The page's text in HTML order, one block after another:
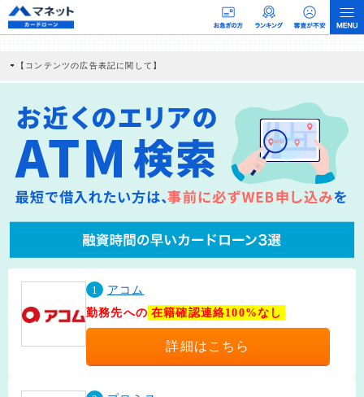
【コンテンツの広告表記に関して】
社に対して企業から紹介報酬が支払われるという収益モデルです。 ただし、特定の
商品を根拠なくPRするものではなく、当編集部の調査／ユーザーへの口コミ収集な
どに基づき、公平性を担保した情報提供を行っています。
>提携企業一覧
1
アコム
勤務先への 在籍確認連絡100%なし
詳細はこちら